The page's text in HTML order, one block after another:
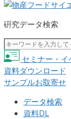
硏究データ検索
セミナー・イ
資料ダウンロード
サンプルお取寄せ
データ検索
資料DL